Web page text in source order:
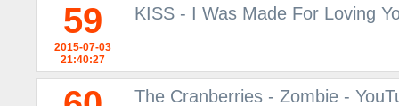
59
2015-07-03
21:40:27
KISS - I Was Made For Loving
The Cranberries - Zombie -